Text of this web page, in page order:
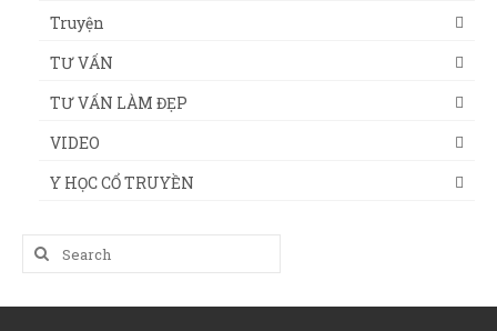
Truyện
TƯ VẤN
TƯ VẤN LÀM ĐẸP
VIDEO
Y HỌC CỔ TRUYỀN
Search
for: